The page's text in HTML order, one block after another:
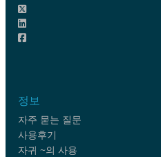
정보
자주 묻는 질문
사용후기
자귀 ~의 사용